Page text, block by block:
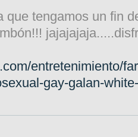
que tengamos un fin
entretenimiento/
gay-galan-